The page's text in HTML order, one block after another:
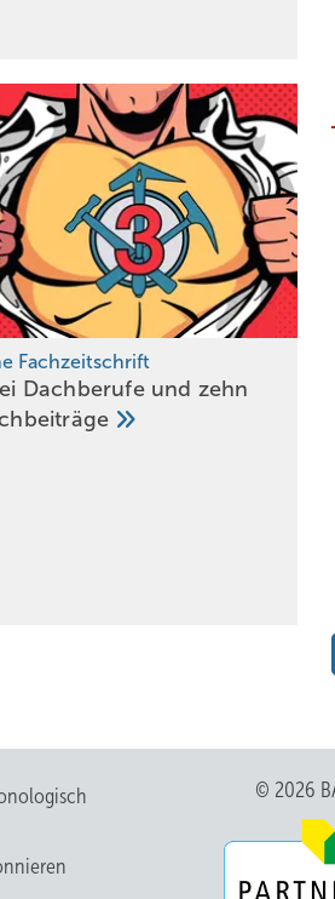
Fachzeitschrift
Dachberufe und zehn
© 2026